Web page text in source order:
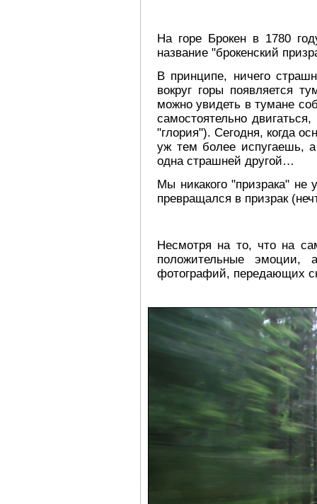
На горе Брокен в 1780
название "брокенский
В принципе, ничего
вокруг горы появляется
можно увидеть в тумане
самостоятельно
"глория"). Сегодня, когда
уж тем более испугаешь, а
одна страшней другой…
Мы никакого "призрака" не
превращался в призрак
Несмотря на то, что на
положительные эмоции,
фотографий, передающих